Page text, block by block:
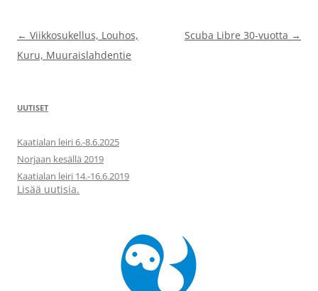
Artikkelien
selaus
← Viikkosukellus, Louhos,
Kuru, Muuraislahdentie
Scuba Libre 30-vuotta →
UUTISET
Kaatialan leiri 6.-8.6.2025
Norjaan kesällä 2019
Kaatialan leiri 14.-16.6.2019
Lisää uutisia.